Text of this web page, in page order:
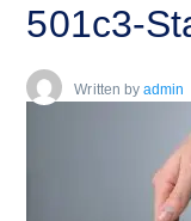
501c3-
Written by admin